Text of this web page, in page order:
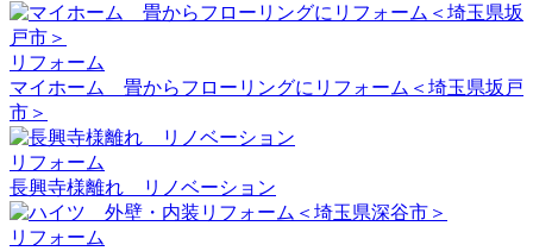
リフォーム
マイホーム 畳からフローリングにリフォーム＜埼玉県坂戸
市＞
リフォーム
長興寺様離れ リノベーション
リフォーム